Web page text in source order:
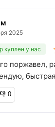
2025
куплен у нас
поржавел,
👎 0